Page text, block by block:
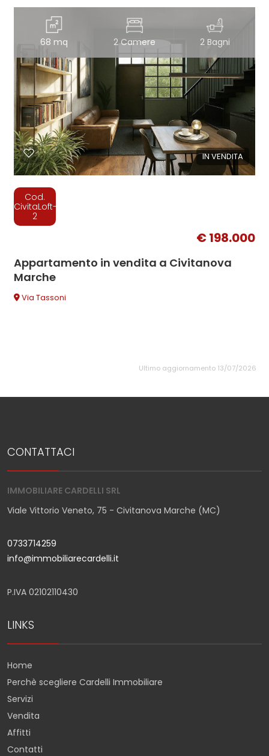
68 mq 2 Camere 2 Bagni
IN VENDITA
Cod.
CivitaLoft-
2
€ 198.000
Appartamento in vendita a Civitanova
Marche
Via Tassoni
Ultimo aggiornamento 13/07/2026
CONTATTACI
IMMOBILIARE CARDELLI SRL
Viale Vittorio Veneto, 75 - Civitanova Marche (MC)
0733714259
info@immobiliarecardelli.it
P.IVA 02102110430
LINKS
Home
Perchè scegliere Cardelli Immobiliare
Servizi
Vendita
Affitti
Contatti